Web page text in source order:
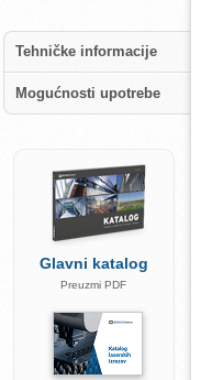
Tehničke informacije
Mogućnosti upotrebe
Glavni katalog
Preuzmi PDF